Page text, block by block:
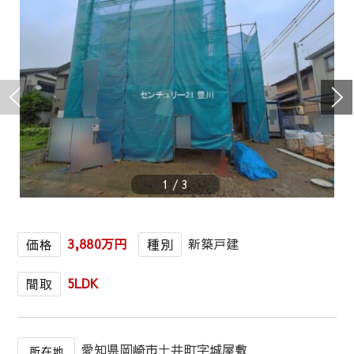
1 /3
価格 3,880万円 種別 新築戸建
間取 5LDK
所在地 愛知県岡崎市土井町字城屋敷